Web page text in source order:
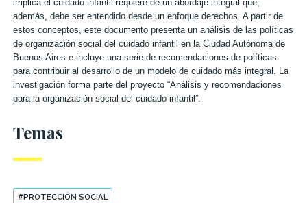
implica el cuidado infantil requiere de un abordaje integral que,
además, debe ser entendido desde un enfoque derechos. A partir de
estos conceptos, este documento presenta un análisis de las políticas
de organización social del cuidado infantil en la Ciudad Autónoma de
Buenos Aires e incluye una serie de recomendaciones de políticas
para contribuir al desarrollo de un modelo de cuidado más integral. La
investigación forma parte del proyecto “Análisis y recomendaciones
para la organización social del cuidado infantil”.
Temas
#PROTECCIÓN SOCIAL